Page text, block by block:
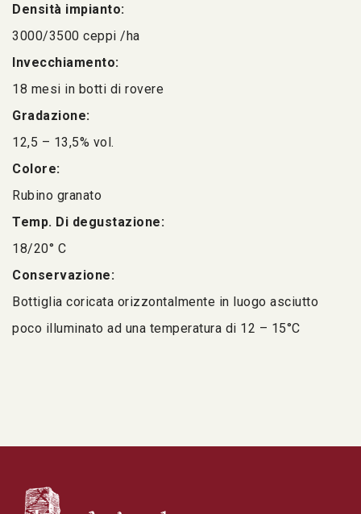
Densità impianto:
3000/3500 ceppi /ha
Invecchiamento:
18 mesi in botti di rovere
Gradazione:
12,5 – 13,5% vol.
Colore:
Rubino granato
Temp. Di degustazione:
18/20° C
Conservazione:
Bottiglia coricata orizzontalmente in luogo asciutto
poco illuminato ad una temperatura di 12 – 15°C